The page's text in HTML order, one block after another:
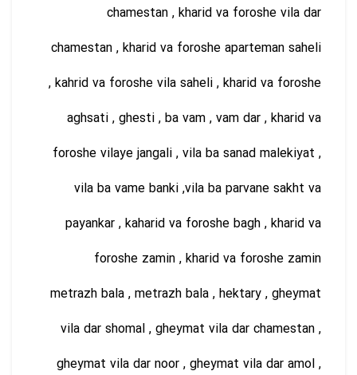
chamestan , kharid va foroshe vila dar
chamestan , kharid va foroshe aparteman saheli
, kahrid va foroshe vila saheli , kharid va foroshe
aghsati , ghesti , ba vam , vam dar , kharid va
foroshe vilaye jangali , vila ba sanad malekiyat ,
vila ba vame banki ,vila ba parvane sakht va
payankar , kaharid va foroshe bagh , kharid va
foroshe zamin , kharid va foroshe zamin
metrazh bala , metrazh bala , hektary , gheymat
vila dar shomal , gheymat vila dar chamestan ,
gheymat vila dar noor , gheymat vila dar amol ,